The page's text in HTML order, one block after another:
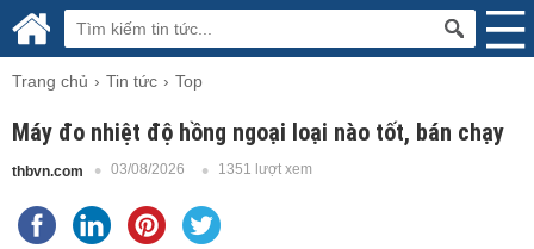
Trang chủ Tin tức Top
Máy đo nhiệt độ hồng ngoại loại nào tốt, bán chạy
thbvn.com 03/08/2026 1351 lượt xem